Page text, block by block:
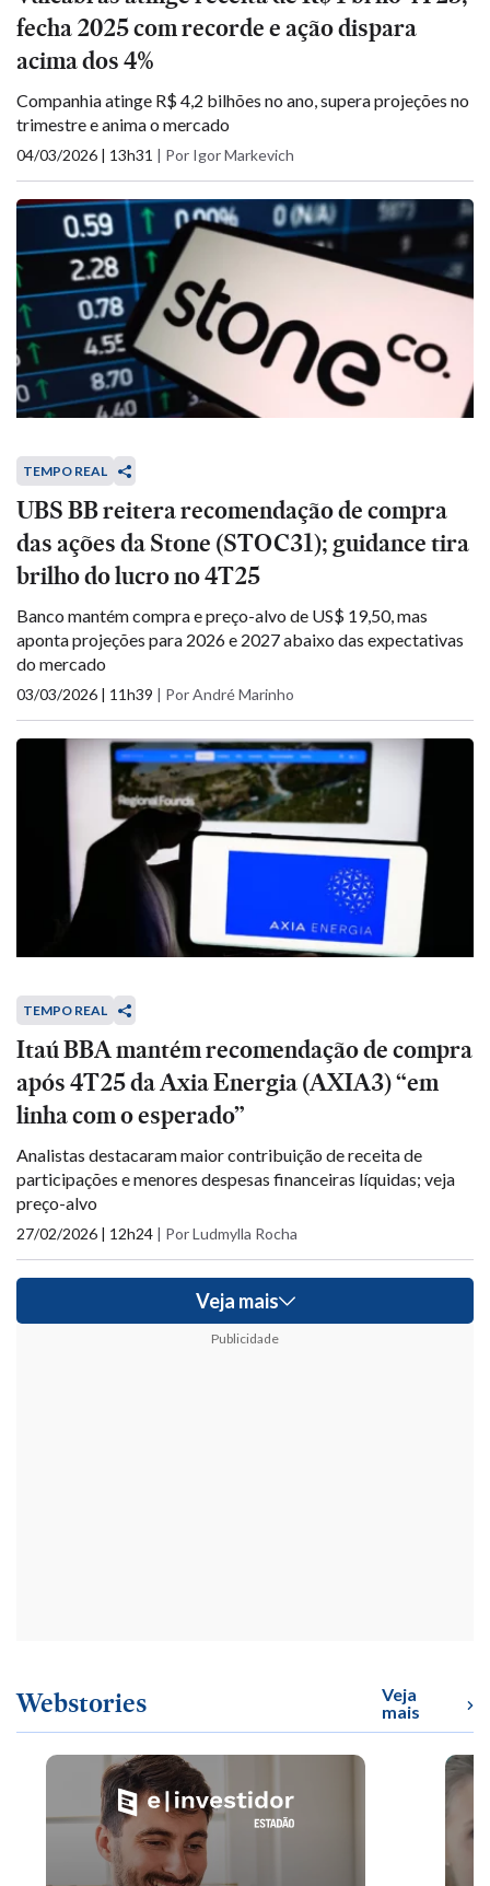
fecha 2025 com recorde e ação dispara
acima dos 4%
Companhia atinge R$ 4,2 bilhões no ano, supera projeções no
trimestre e anima o mercado
04/03/2026 | 13h31 | Por Igor Markevich
TEMPO REAL
UBS BB reitera recomendação de compra
das ações da Stone (STOC31); guidance tira
brilho do lucro no 4T25
Banco mantém compra e preço-alvo de US$ 19,50, mas
aponta projeções para 2026 e 2027 abaixo das expectativas
do mercado
03/03/2026 | 11h39 | Por André Marinho
TEMPO REAL
Itaú BBA mantém recomendação de compra
após 4T25 da Axia Energia (AXIA3) “em
linha com o esperado”
Analistas destacaram maior contribuição de receita de
participações e menores despesas financeiras líquidas; veja
preço-alvo
27/02/2026 | 12h24 | Por Ludmylla Rocha
Veja mais
Publicidade
Webstories
Veja
mais